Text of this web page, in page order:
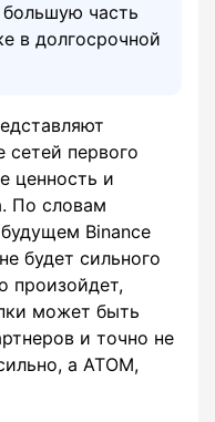
часть
в долгосрочной
сетей первого
ценность и
По словам
Binance
будет сильного
произойдет,
может быть
и точно не
а ATOM,